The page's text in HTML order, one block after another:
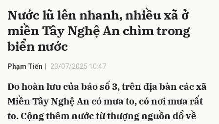
Nước lũ lên nhanh, nhiều xã ở
miền Tây Nghệ An chìm trong
biển nước
Phạm Tiến 23/07/2025 10:47
Do hoàn lưu của báo số 3, trên địa bàn các xã
Miền Tây Nghệ An có mưa to, có nơi mưa rất
to. Cộng thêm nước từ thượng nguồn đổ về